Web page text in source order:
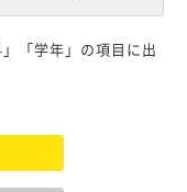
「学年」の項目に出